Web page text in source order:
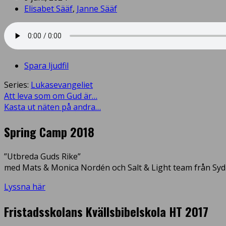
Elisabet Sääf, Janne Sääf
Spara ljudfil
Series: Lukasevangeliet
Att leva som om Gud är…
Kasta ut näten på andra…
Spring Camp 2018
”Utbreda Guds Rike”
med Mats & Monica Nordén och Salt & Light team från
Lyssna här
Fristadsskolans Kvällsbibelskola HT 2017